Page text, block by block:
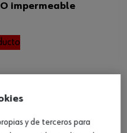
impermeable
y de terceros para